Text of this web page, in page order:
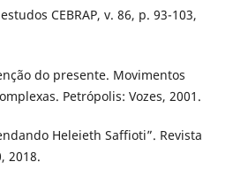
CEBRAP, v. 86, p. 93-103,
do presente. Movimentos
Petrópolis: Vozes, 2001.
Heleieth Saffioti”. Revista
2018.